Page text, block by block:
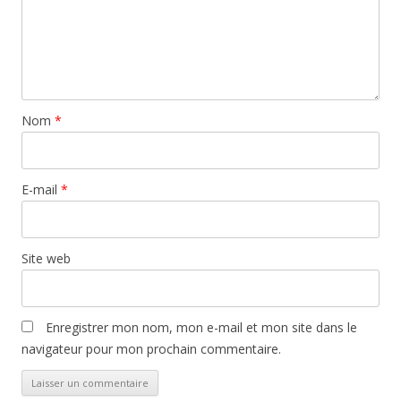
Nom *
E-mail *
Site web
Enregistrer mon nom, mon e-mail et mon site dans le
navigateur pour mon prochain commentaire.